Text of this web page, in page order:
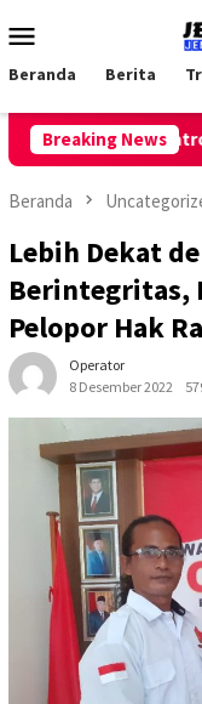
ke
Mobile
Beranda Berita
Breaking News
Lakukan Patroli
Beranda
Lebih Dekat
Berintegritas,
Pelopor Hak
Operator
8 Desember 2022